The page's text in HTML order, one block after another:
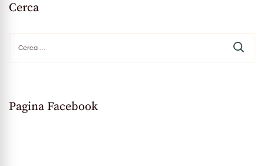
Cerca
per:
Pagina Facebook